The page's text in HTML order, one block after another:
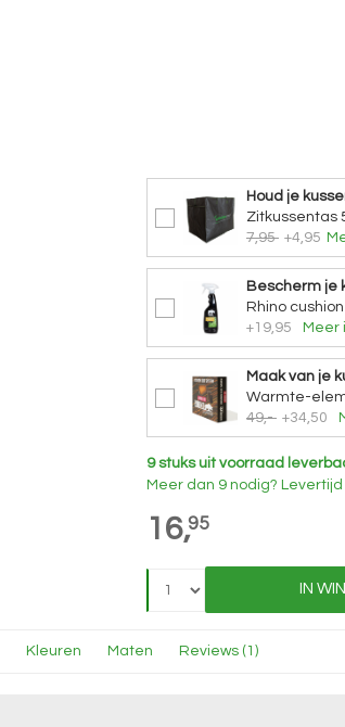
Houd je
Zitkussentas
7,95 +4,95
Bescherm je
Rhino
+19,95
Meer
Maak van je
Warmte-
49,- +34,50
9 stuks uit voorraad
Meer dan 9 nodig? Levertijd
16,95
IN
Kleuren Maten Reviews (1)